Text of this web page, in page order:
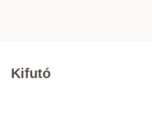
Kifutó